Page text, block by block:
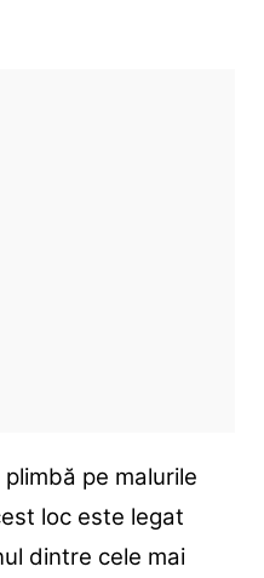
pe malurile
loc este legat
dintre cele mai